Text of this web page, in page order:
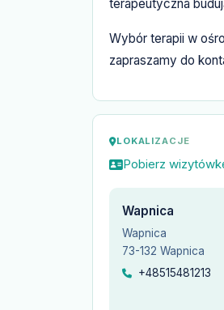
terapeutyczna
Wybór terapii w
zapraszamy do
LOKALIZACJE
Pobierz
Wapnica
Wapnica
73-132 Wapnica
+48515481213